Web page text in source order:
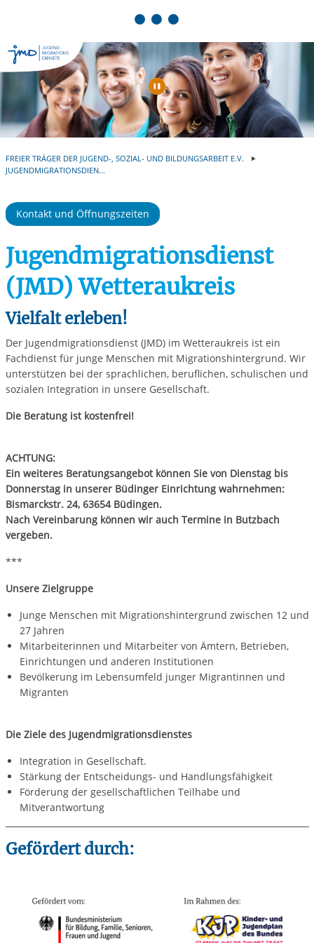
Automatische
FREIER TRÄGER DER JUGEND-, SOZIAL- UND BILDUNGSARBEIT E.V.
JUGENDMIGRATIONSDIEN...
Kontakt und Öffnungszeiten
Jugendmigrationsdienst
(JMD) Wetteraukreis
Vielfalt erleben!
Der Jugendmigrationsdienst (JMD) im Wetteraukreis ist ein
Fachdienst für junge Menschen mit Migrationshintergrund. Wir
unterstützen bei der sprachlichen, beruflichen, schulischen und
sozialen Integration in unsere Gesellschaft.
Die Beratung ist kostenfrei!
ACHTUNG:
Ein weiteres Beratungsangebot können Sie von Dienstag bis
Donnerstag in unserer Büdinger Einrichtung wahrnehmen:
Bismarckstr. 24, 63654 Büdingen.
Nach Vereinbarung können wir auch Termine in Butzbach
vergeben.
***
Unsere Zielgruppe
Junge Menschen mit Migrationshintergrund zwischen 12 und
27 Jahren
Mitarbeiterinnen und Mitarbeiter von Ämtern, Betrieben,
Einrichtungen und anderen Institutionen
Bevölkerung im Lebensumfeld junger Migrantinnen und
Migranten
Die Ziele des Jugendmigrationsdienstes
Integration in Gesellschaft.
Stärkung der Entscheidungs- und Handlungsfähigkeit
Förderung der gesellschaftlichen Teilhabe und
Mitverantwortung
Gefördert durch: